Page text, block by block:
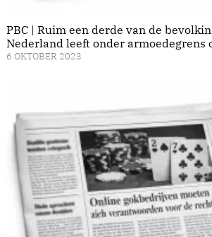
PBC | Ruim een derde van de
Nederland leeft onder armoedegrens
6 OKTOBER 2023